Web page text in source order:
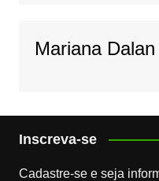
Mariana Dalan
Inscreva-se
Cadastre-se e seja